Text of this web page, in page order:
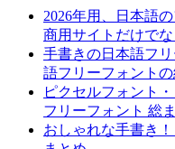
2026年用、日本語
商用サイトだけで
手書きの日本語フ
語フリーフォント
ピクセルフォント
フリーフォント 総
おしゃれな手書き